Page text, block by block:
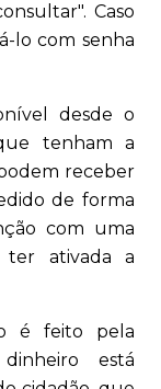
Caso
lo com senha
desde o
tenham a
receber
de forma
com uma
ativada a
é feito pela
está